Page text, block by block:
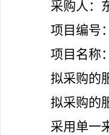
采购人：
项目编号：
项目名称
拟采购的
拟采购的
采用单一